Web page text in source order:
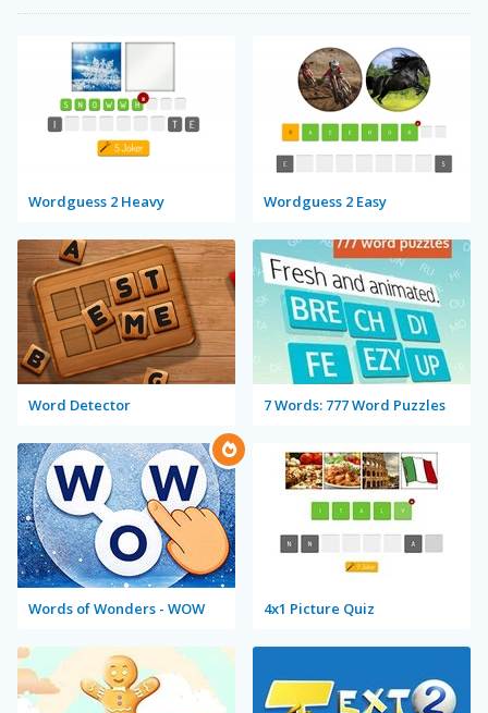
Wordguess 2 Heavy Wordguess 2 Easy
Word Detector 7 Words: 777 Word Puzzles
Words of Wonders - WOW 4x1 Picture Quiz